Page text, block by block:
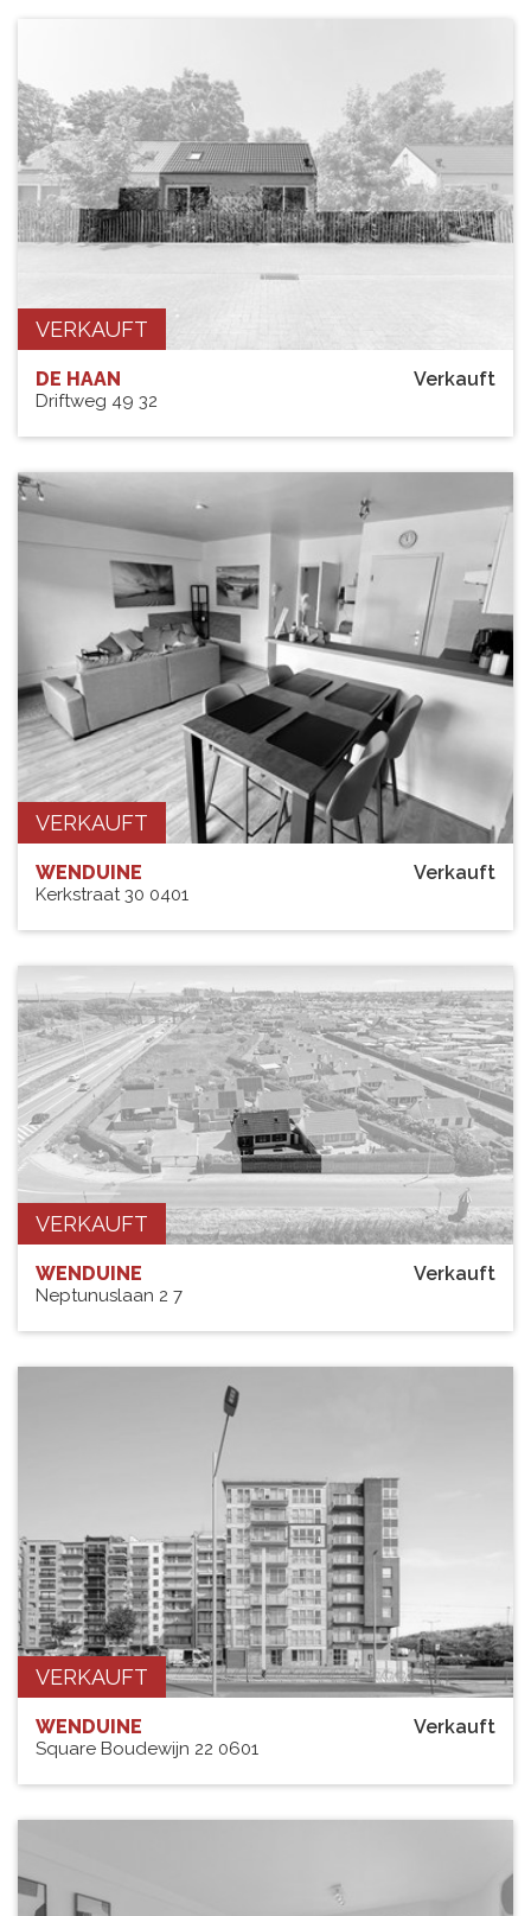
VERKAUFT
Verkauft
DE HAAN
Driftweg 49 32
VERKAUFT
Verkauft
WENDUINE
Kerkstraat 30 0401
VERKAUFT
Verkauft
WENDUINE
Neptunuslaan 2 7
VERKAUFT
Verkauft
WENDUINE
Square Boudewijn 22 0601